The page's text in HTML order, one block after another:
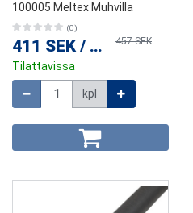
100005 Meltex Muhvilla
(0)
411 SEK / kpl 457 SEK
Tilattavissa
kpl